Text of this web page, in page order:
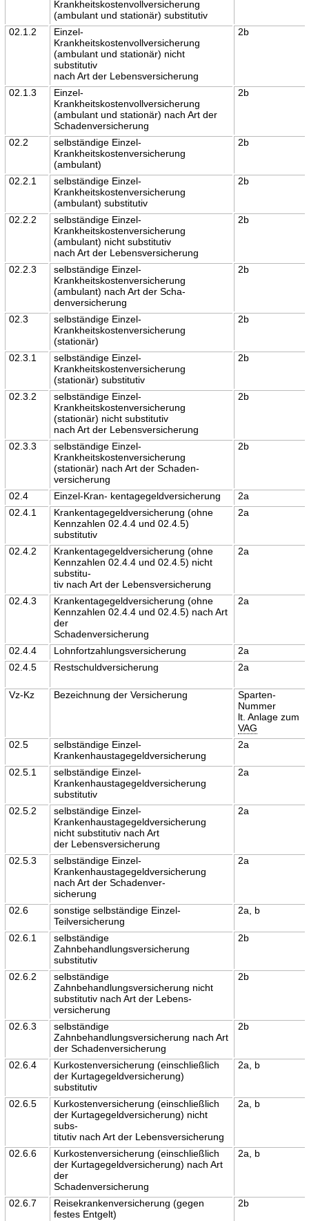
Krankheitskostenvollversicherung
(ambulant und stationär) substitutiv
02.1.2
Einzel-
Krankheitskostenvollversicherung
(ambulant und stationär) nicht
substitutiv
nach Art der Lebensversicherung
2b
02.1.3
Einzel-
Krankheitskostenvollversicherung
(ambulant und stationär) nach Art der
Schadenversicherung
2b
02.2
selbständige Einzel-
Krankheitskostenversicherung
(ambulant)
2b
02.2.1
selbständige Einzel-
Krankheitskostenversicherung
(ambulant) substitutiv
2b
02.2.2
selbständige Einzel-
Krankheitskostenversicherung
(ambulant) nicht substitutiv
nach Art der Lebensversicherung
2b
02.2.3
selbständige Einzel-
Krankheitskostenversicherung
(ambulant) nach Art der Scha-
denversicherung
2b
02.3
selbständige Einzel-
Krankheitskostenversicherung
(stationär)
2b
02.3.1
selbständige Einzel-
Krankheitskostenversicherung
(stationär) substitutiv
2b
02.3.2
selbständige Einzel-
Krankheitskostenversicherung
(stationär) nicht substitutiv
nach Art der Lebensversicherung
2b
02.3.3
selbständige Einzel-
Krankheitskostenversicherung
(stationär) nach Art der Schaden-
versicherung
2b
02.4 Einzel-Kran- kentagegeldversicherung
2a
02.4.1
Krankentagegeldversicherung (ohne
Kennzahlen 02.4.4 und 02.4.5)
substitutiv
2a
02.4.2
Krankentagegeldversicherung (ohne
Kennzahlen 02.4.4 und 02.4.5) nicht
substitu-
tiv nach Art der Lebensversicherung
2a
02.4.3
Krankentagegeldversicherung (ohne
Kennzahlen 02.4.4 und 02.4.5) nach Art
der
Schadenversicherung
2a
02.4.4 Lohnfortzahlungsversicherung
2a
02.4.5
Restschuldversicherung 2a
Vz-Kz Bezeichnung der Versicherung
Sparten-
Nummer
lt. Anlage zum
VAG
02.5
selbständige Einzel-
Krankenhaustagegeldversicherung
2a
02.5.1
selbständige Einzel-
Krankenhaustagegeldversicherung
substitutiv
2a
02.5.2
selbständige Einzel-
Krankenhaustagegeldversicherung
nicht substitutiv nach Art
der Lebensversicherung
2a
02.5.3
selbständige Einzel-
Krankenhaustagegeldversicherung
nach Art der Schadenver-
sicherung
2a
02.6
sonstige selbständige Einzel-
Teilversicherung
2a, b
02.6.1
selbständige
Zahnbehandlungsversicherung
substitutiv
2b
02.6.2
selbständige
Zahnbehandlungsversicherung nicht
substitutiv nach Art der Lebens-
versicherung
2b
02.6.3
selbständige
Zahnbehandlungsversicherung nach Art
der Schadenversicherung
2b
02.6.4
Kurkostenversicherung (einschließlich
der Kurtagegeldversicherung)
substitutiv
2a, b
02.6.5
Kurkostenversicherung (einschließlich
der Kurtagegeldversicherung) nicht
subs-
titutiv nach Art der Lebensversicherung
2a, b
02.6.6
Kurkostenversicherung (einschließlich
der Kurtagegeldversicherung) nach Art
der
Schadenversicherung
2a, b
02.6.7
Reisekrankenversicherung (gegen
festes Entgelt)
2b